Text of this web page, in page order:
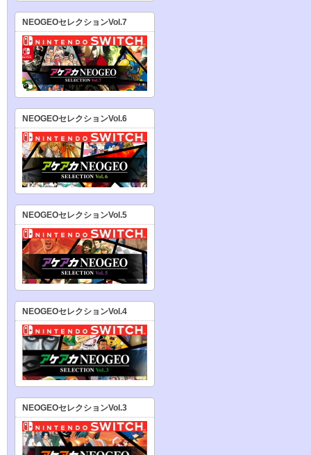
NEOGEOセレクションVol.7
NEOGEOセレクションVol.6
NEOGEOセレクションVol.5
NEOGEOセレクションVol.4
NEOGEOセレクションVol.3